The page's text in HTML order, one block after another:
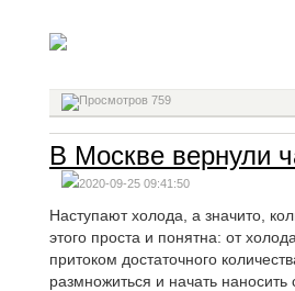
759
В Москве вернули
2020-09-25 09:41:50
Наступают холода, а значито,
этого проста и понятна: от
притоком достаточного
размножиться и начать наносить